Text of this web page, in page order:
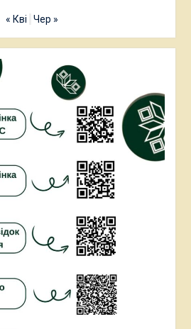
« Кві Чер »